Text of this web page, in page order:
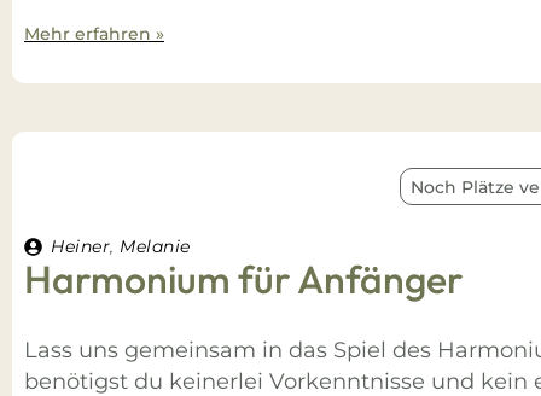
Mehr erfahren »
Noch Plätze
Heiner, Melanie
Harmonium für Anfänger
Lass uns gemeinsam in das Spiel des
benötigst du keinerlei Vorkenntnisse und kein